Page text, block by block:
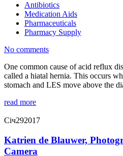
Antibiotics
Medication Aids
Pharmaceuticals
Pharmacy Supply
No comments
One common cause of acid reflux
called a hiatal hernia. This occurs
stomach and LES move above the
read more
Січ292017
Katrien de Blauwer,
Camera